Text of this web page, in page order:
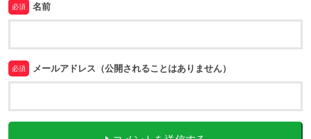
必須 名前
必須 メールアドレス（公開されることはありません）